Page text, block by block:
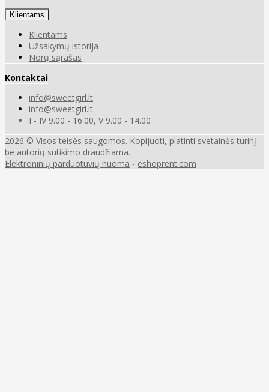
Klientams
Klientams
Užsakymų istorija
Norų sąrašas
Kontaktai
info@sweetgirl.lt
info@sweetgirl.lt
I - IV 9.00 - 16.00, V 9.00 - 14.00
2026 © Visos teisės saugomos. Kopijuoti, platinti svetainės turinį
be autorių sutikimo draudžiama.
Elektroninių parduotuvių nuoma - eshoprent.com